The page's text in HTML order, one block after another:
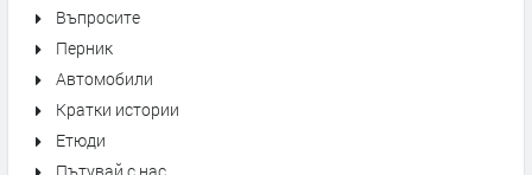
Въпросите
Перник
Автомобили
Кратки истории
Етюди